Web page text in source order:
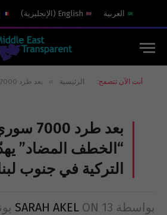
العربية English
( الإنجليزية)
أنت الآن تتصفح: الرئيسية » بعد طرد 7000 سوري: شبح “الخطف المضاد” يهدّد الكتيبة التركية في جنوب لبنان
بعد طرد
“الخطف المضاد”
التركية في جنوب
بواسطة SARAH AKEL ON 13 يونيو 2012